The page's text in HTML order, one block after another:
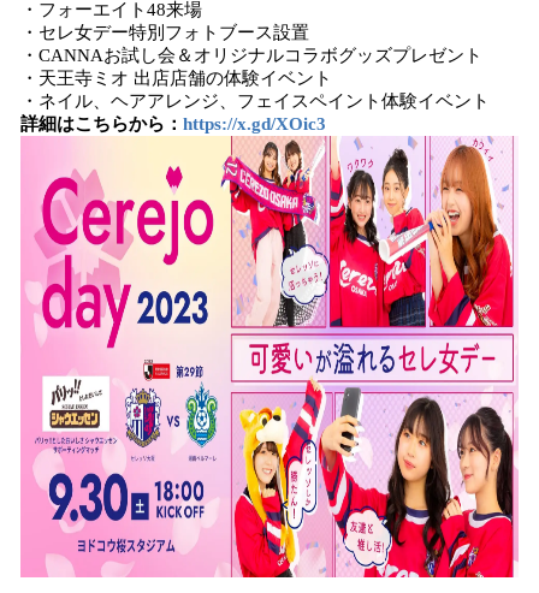
・フォーエイト48来場
・セレ女デー特別フォトブース設置
・CANNAお試し会＆オリジナルコラボグッズプレゼント
・天王寺ミオ 出店店舗の体験イベント
・ネイル、ヘアアレンジ、フェイスペイント体験イベント
詳細はこちらから： https://x.gd/XOic3